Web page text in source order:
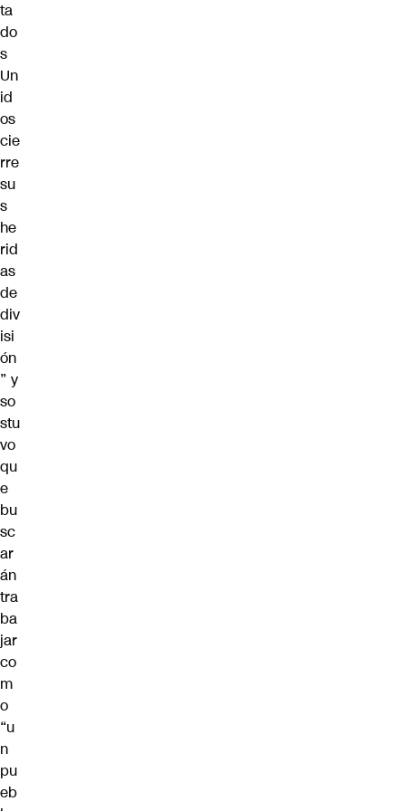
ta
do
s
Un
id
os
cie
rre
su
s
he
rid
as
de
div
isi
ón
” y
so
stu
vo
qu
e
bu
sc
ar
án
tra
ba
jar
co
m
o
“u
n
pu
eb